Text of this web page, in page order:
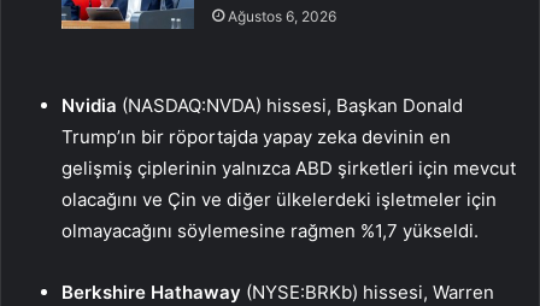
Ağustos 6, 2026
Nvidia (NASDAQ:NVDA) hissesi, Başkan Donald
Trump’ın bir röportajda yapay zeka devinin en
gelişmiş çiplerinin yalnızca ABD şirketleri için mevcut
olacağını ve Çin ve diğer ülkelerdeki işletmeler için
olmayacağını söylemesine rağmen %1,7 yükseldi.
Berkshire Hathaway (NYSE:BRKb) hissesi, Warren